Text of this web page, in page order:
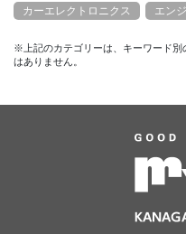
カーエレクトロニクス エン
※上記のカテゴリーは、キーワード別
はありません。